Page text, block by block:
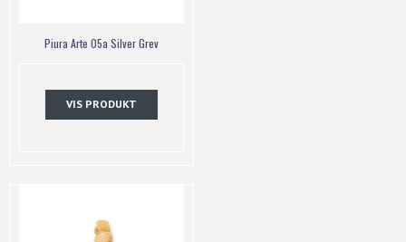
Piura Arte 05a Silver Grev
VIS PRODUKT